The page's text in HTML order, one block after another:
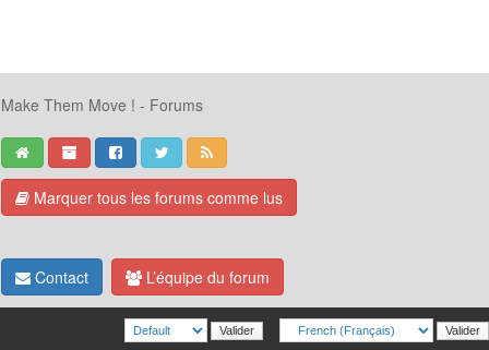
Make Them Move ! - Forums
Marquer tous les forums comme lus
Contact L’équipe du forum